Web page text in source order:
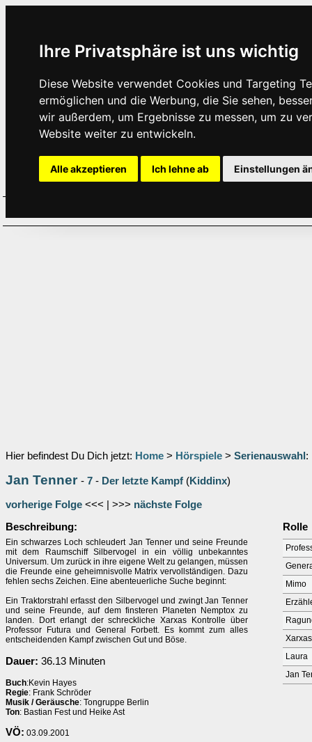
Ihre Privatsphäre ist uns wichtig
Diese Website verwendet Cookies und Targeting
ermöglichen und die Werbung, die Sie sehen,
wir außerdem, um Ergebnisse zu messen, um zu
Website weiter zu entwickeln.
Alle akzeptieren Ich lehne ab Einstellungen
Hier befindest Du Dich jetzt: Home > Hörspiele > Serienauswahl :
Jan Tenner - 7 - Der letzte Kampf (Kiddinx)
vorherige Folge <<< | >>> nächste Folge
Beschreibung:
Ein schwarzes Loch schleudert Jan Tenner und seine Freunde
mit dem Raumschiff Silbervogel in ein völlig unbekanntes
Universum. Um zurück in ihre eigene Welt zu gelangen, müssen
die Freunde eine geheimnisvolle Matrix vervollständigen. Dazu
fehlen sechs Zeichen. Eine abenteuerliche Suche beginnt:
Ein Traktorstrahl erfasst den Silbervogel und zwingt Jan Tenner
und seine Freunde, auf dem finsteren Planeten Nemptox zu
landen. Dort erlangt der schreckliche Xarxas Kontrolle über
Professor Futura und General Forbett. Es kommt zum alles
entscheidenden Kampf zwischen Gut und Böse.
Dauer: 36.13 Minuten
Buch:Kevin Hayes
Regie: Frank Schröder
Musik / Geräusche: Tongruppe Berlin
Ton: Bastian Fest und Heike Ast
VÖ: 03.09.2001
Rolle
Mimo
Xarxas
Laura
Jan